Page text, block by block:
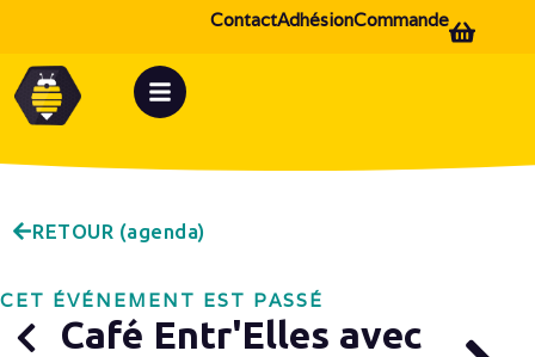
Commande
Adhésion
Contact
RETOUR (agenda)
CET ÉVÉNEMENT EST PASSÉ
Café Entr'Elles avec